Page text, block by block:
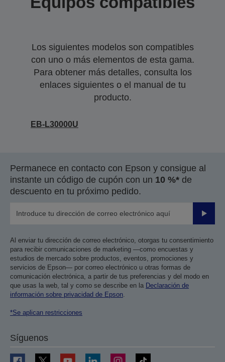
Los siguientes modelos son compatibles
con uno o más elementos de esta gama.
Para obtener más detalles, consulta los
enlaces siguientes o el manual de tu
producto.
EB-L30000U
Permanece en contacto con Epson y consigue al
instante un código de cupón con un 10 %* de
descuento en tu próximo pedido.
Enviar
Al enviar tu dirección de correo electrónico, otorgas tu consentimiento
para recibir comunicaciones de marketing —como encuestas y
estudios de mercado sobre productos, eventos, promociones y
servicios de Epson— por correo electrónico u otras formas de
comunicación electrónica, a partir de tus preferencias y del modo en
que usas la web, tal y como se describe en la Declaración de
información sobre privacidad de Epson.
*Se aplican restricciones
Síguenos